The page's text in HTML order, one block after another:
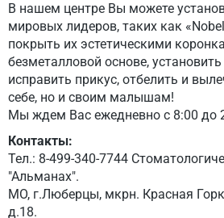
В нашем центре Вы можете
мировых лидеров, таких как
покрыть их эстетическими
безметалловой основе,
исправить прикус, отбелить и
себе, но и своим малышам!
Мы ждем Вас ежедневно с 8:00 до
Контакты:
Тел.: 8-499-340-7744
"Альманах".
МО, г.Люберцы, мкрн. Красная
д.18.